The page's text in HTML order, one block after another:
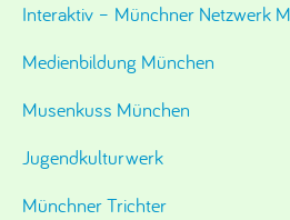
Interaktiv – Münchner Netzwerk
Medienbildung München
Musenkuss München
Jugendkulturwerk
Münchner Trichter